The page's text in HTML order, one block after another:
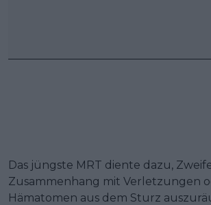
Das jüngste MRT diente dazu,
Zusammenhang mit Verletzungen
Hämatomen aus dem Sturz